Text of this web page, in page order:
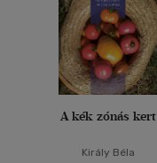
A kék zónás kert
Király Béla